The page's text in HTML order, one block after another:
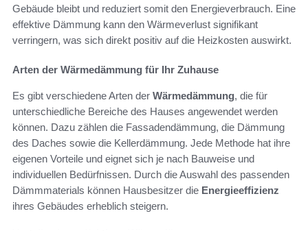
Gebäude bleibt und reduziert somit den Energieverbrauch. Eine
effektive Dämmung kann den Wärmeverlust signifikant
verringern, was sich direkt positiv auf die Heizkosten auswirkt.
Arten der Wärmedämmung für Ihr Zuhause
Es gibt verschiedene Arten der Wärmedämmung, die für
unterschiedliche Bereiche des Hauses angewendet werden
können. Dazu zählen die Fassadendämmung, die Dämmung
des Daches sowie die Kellerdämmung. Jede Methode hat ihre
eigenen Vorteile und eignet sich je nach Bauweise und
individuellen Bedürfnissen. Durch die Auswahl des passenden
Dämmmaterials können Hausbesitzer die Energieeffizienz
ihres Gebäudes erheblich steigern.